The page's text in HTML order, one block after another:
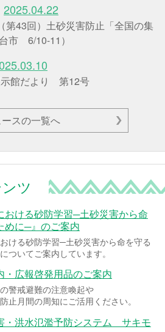
2025.04.22
43回）土砂災害防止「全国の集
市 6/10-11）
館だより 第12号
スの一覧へ
ツ
おける砂防学習─土砂災害から命
めに─』のご案内
おける砂防学習─土砂災害から命を守る
ついてご案内しています。
・広報啓発用品のご案内
警戒避難の注意喚起や
止月間の周知にご活用ください。
・洪水氾濫予防システム サキモ